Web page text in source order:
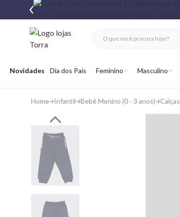
Abrir menu
Novidades Dia dos Pais Feminino Masculino
fechar menu
fechar menu
favoritos
Home Infantil Bebê Menino (0 - 3 anos) Calças